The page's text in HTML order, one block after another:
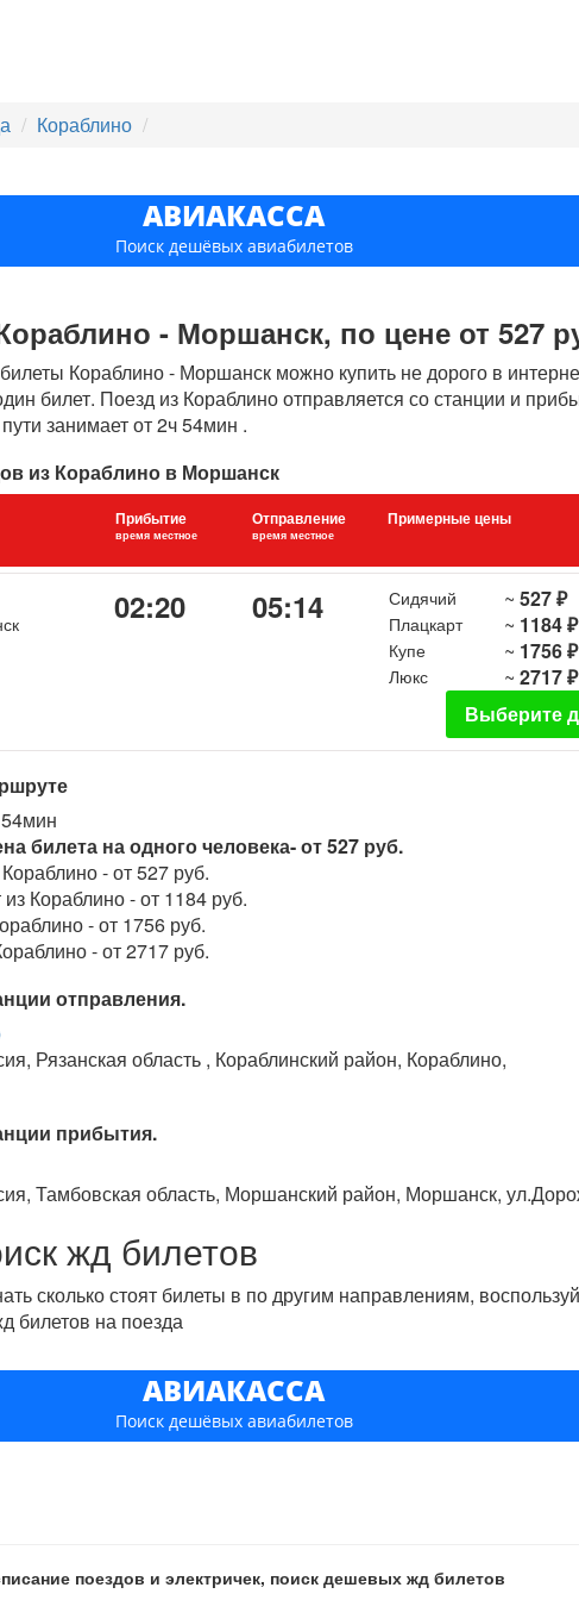
Кораблино
АВИАКАССА
Поиск дешёвых авиабилетов
- Моршанск, по цене от 527
Кораблино - Моршанск можно купить не дорого в
билет. Поезд из Кораблино отправляется со станции и
занимает от 2ч 54мин .
из Кораблино в Моршанск
Прибытие
время местное
Отправление
время местное
Примерные цены
02:20 05:14 Сидячий ~ 527 ₽
Плацкарт ~ 1184 ₽
Купе ~ 1756 ₽
Люкс ~ 2717 ₽
Выберите
билета на одного человека- от 527 руб.
- от 527 руб.
Кораблино - от 1184 руб.
- от 1756 руб.
- от 2717 руб.
отправления.
Рязанская область , Кораблинский район, Кораблино,
прибытия.
Тамбовская область, Моршанский район, Моршанск,
жд билетов
сколько стоят билеты в по другим направлениям,
билетов на поезда
АВИАКАССА
Поиск дешёвых авиабилетов
поездов и электричек, поиск дешевых жд билетов